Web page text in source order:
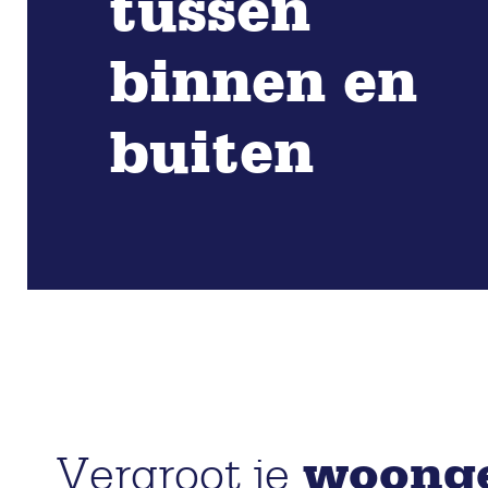
binnen en
buiten
Vergroot je